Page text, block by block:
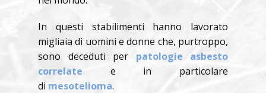
In questi stabilimenti hanno lavorato
migliaia di uomini e donne che, purtroppo,
sono deceduti per patologie asbesto
correlate e in particolare
di mesotelioma.